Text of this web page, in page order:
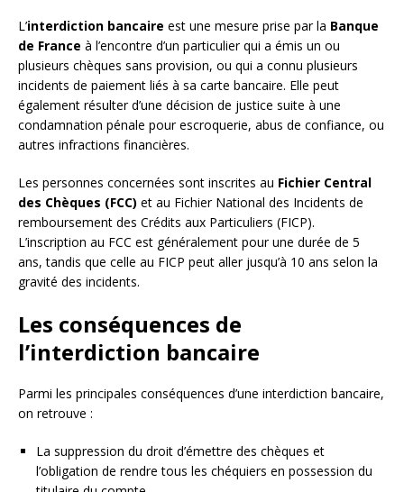
L’interdiction bancaire est une mesure prise par la Banque
de France à l’encontre d’un particulier qui a émis un ou
plusieurs chèques sans provision, ou qui a connu plusieurs
incidents de paiement liés à sa carte bancaire. Elle peut
également résulter d’une décision de justice suite à une
condamnation pénale pour escroquerie, abus de confiance, ou
autres infractions financières.
Les personnes concernées sont inscrites au Fichier Central
des Chèques (FCC) et au Fichier National des Incidents de
remboursement des Crédits aux Particuliers (FICP).
L’inscription au FCC est généralement pour une durée de 5
ans, tandis que celle au FICP peut aller jusqu’à 10 ans selon la
gravité des incidents.
Les conséquences de
l’interdiction bancaire
Parmi les principales conséquences d’une interdiction bancaire,
on retrouve :
La suppression du droit d’émettre des chèques et
l’obligation de rendre tous les chéquiers en possession du